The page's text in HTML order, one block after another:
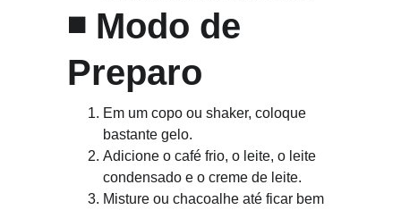
◾ Modo de
Preparo
Em um copo ou shaker, coloque
bastante gelo.
Adicione o café frio, o leite, o leite
condensado e o creme de leite.
Misture ou chacoalhe até ficar bem